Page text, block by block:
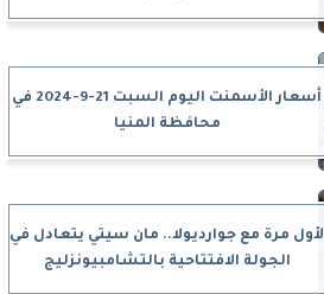
أسعار الأسمنت اليوم السبت 21-9-2024 في
محافظة المنيا
لأول مرة مع جوارديولا.. مان سيتي يتعادل في
الجولة الافتتاحية بالتشامبيونزليج